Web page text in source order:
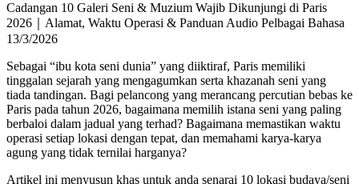
Cadangan 10 Galeri Seni & Muzium Wajib Dikunjungi di Paris
2026｜Alamat, Waktu Operasi & Panduan Audio Pelbagai Bahasa
13/3/2026
Sebagai “ibu kota seni dunia” yang diiktiraf, Paris memiliki
tinggalan sejarah yang mengagumkan serta khazanah seni yang
tiada tandingan. Bagi pelancong yang merancang percutian bebas ke
Paris pada tahun 2026, bagaimana memilih istana seni yang paling
berbaloi dalam jadual yang terhad? Bagaimana memastikan waktu
operasi setiap lokasi dengan tepat, dan memahami karya-karya
agung yang tidak ternilai harganya?
Artikel ini menyusun khas untuk anda senarai 10 lokasi budaya/seni